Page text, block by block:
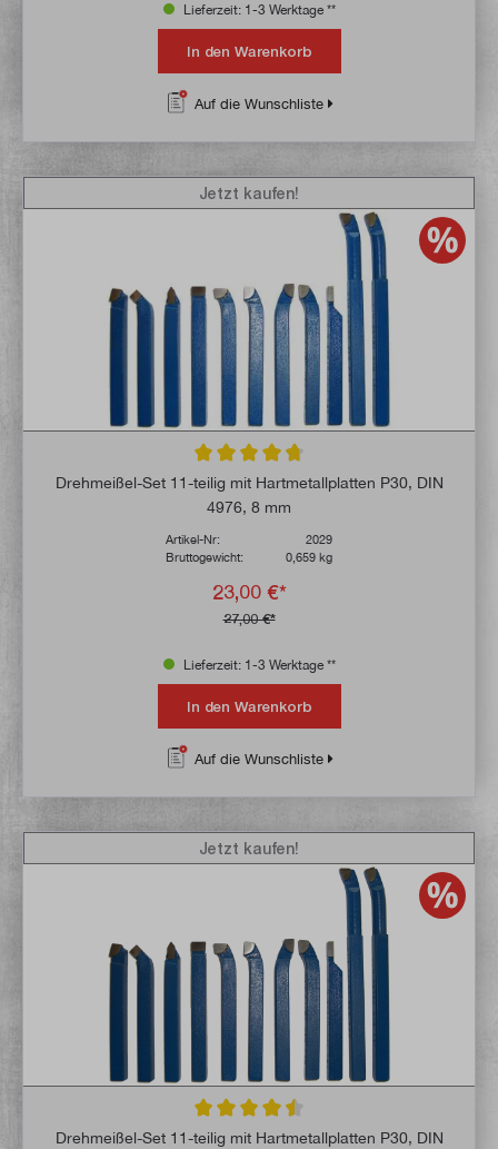
Lieferzeit: 1-3 Werktage **
In den Warenkorb
Auf die Wunschliste
Durchschnittliche Bewertung von 4.7 von
Drehmeißel-Set 11-teilig mit Hartmetallplatten P30, DIN
4976, 8 mm
Artikel-Nr:
2029
Bruttogewicht:
0,659 kg
23,00 €*
27,00 €*
Jetzt kaufen!
Lieferzeit: 1-3 Werktage **
In den Warenkorb
Auf die Wunschliste
Durchschnittliche Bewertung von 4.6 von
Drehmeißel-Set 11-teilig mit Hartmetallplatten P30, DIN
Jetzt kaufen!